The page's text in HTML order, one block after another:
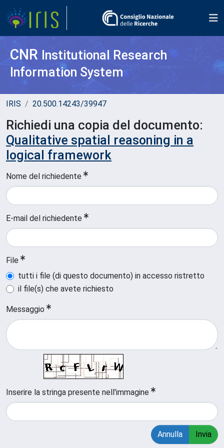
CNR Institutional Research
Information System
IRIS 20.500.14243/39947
Richiedi una copia del documento:
Qualitative spatial reasoning in a
logical framework
Nome del richiedente
E-mail del richiedente
File
tutti i file (di questo documento) in accesso ristretto
il file(s) che avete richiesto
Messaggio
Inserire la stringa presente nell'immagine
Annulla Invia